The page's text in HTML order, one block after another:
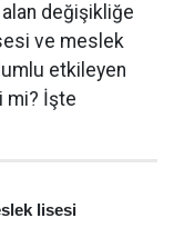
alan değişikliğe
ve meslek
etkileyen
mi? İşte
lisesi